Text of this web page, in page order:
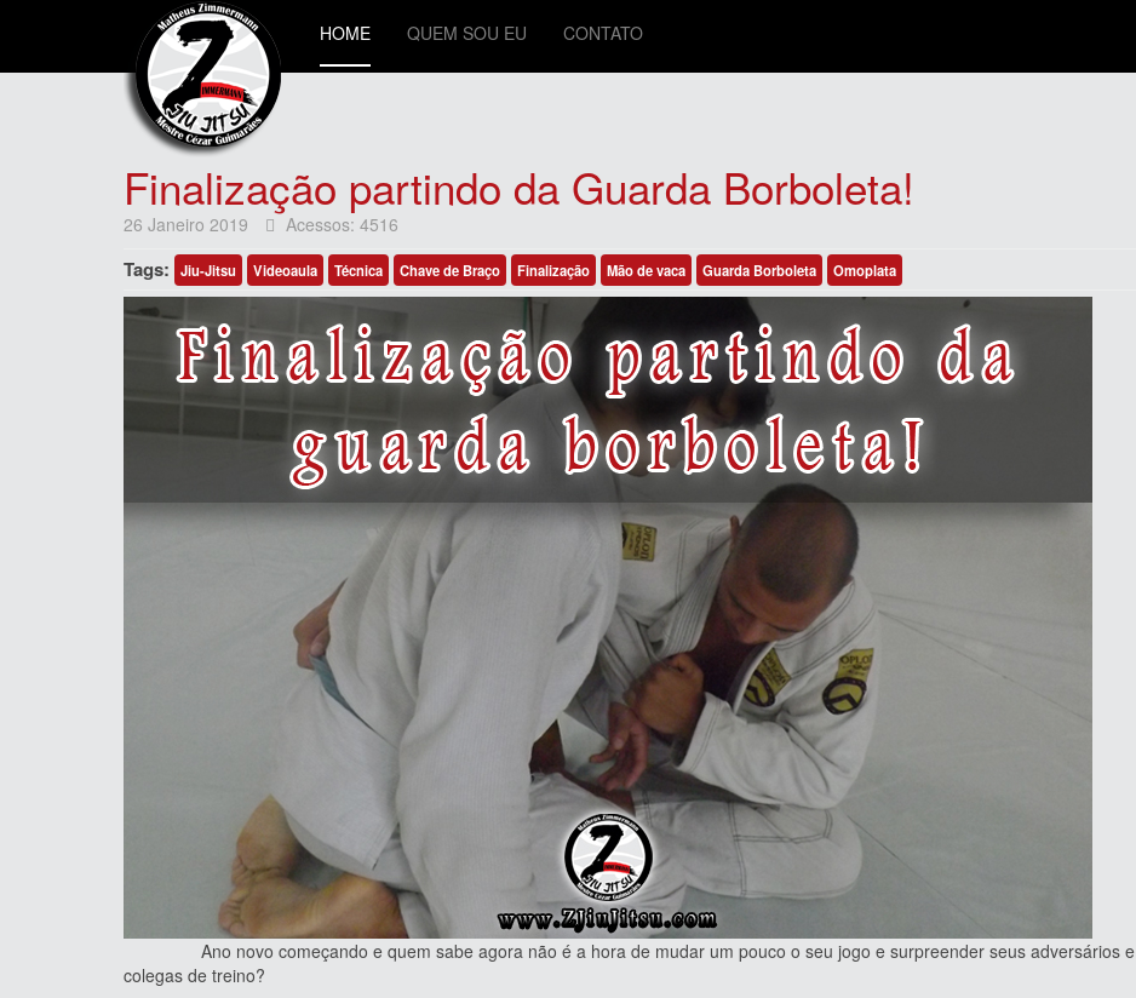
HOME QUEM SOU EU CONTATO
Finalização partindo da Guarda Borboleta!
26 Janeiro 2019 Acessos: 4516
Tags: Jiu-Jitsu Videoaula Técnica Chave de Braço Finalização Mão de vaca Guarda Borboleta Omoplata
Ano novo começando e quem sabe agora não é a hora de mudar um pouco o seu jogo e surpreender seus adversários e
colegas de treino?